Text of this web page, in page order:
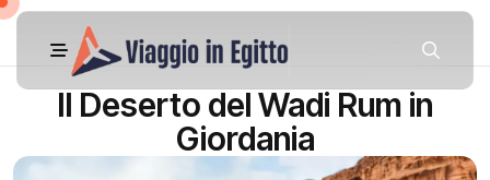
Il Deserto del Wadi Rum in
Giordania